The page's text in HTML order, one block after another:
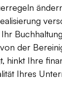
der
hinkt Ihre
Ihres